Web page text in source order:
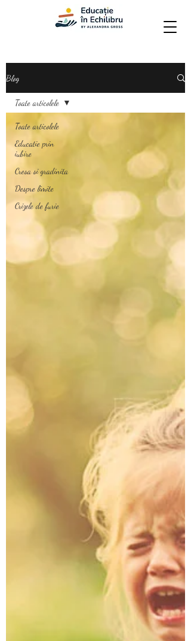
Blog
Toate articolele
Educatie prin
iubire
Cresa si gradinita
Despre limite
Crizele de furie
Toate articolele